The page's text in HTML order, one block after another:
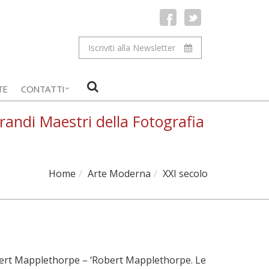
Iscriviti alla Newsletter
CONTATTI
Maestri della Fotografia
Home Arte Moderna XXI secolo
Mapplethorpe – ‘Robert Mapplethorpe. Le